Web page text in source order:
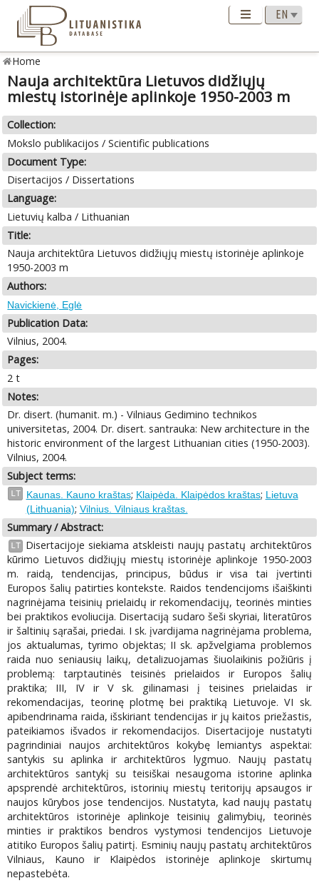
Home
Nauja architektūra Lietuvos didžiųjų
miestų istorinėje aplinkoje 1950-2003 m
Collection:
Mokslo publikacijos / Scientific publications
Document Type:
Disertacijos / Dissertations
Language:
Lietuvių kalba / Lithuanian
Title:
Nauja architektūra Lietuvos didžiųjų miestų istorinėje aplinkoje
1950-2003 m
Authors:
Navickienė, Eglė
Publication Data:
Vilnius, 2004.
Pages:
2 t
Notes:
Dr. disert. (humanit. m.) - Vilniaus Gedimino technikos
universitetas, 2004. Dr. disert. santrauka: New architecture in the
historic environment of the largest Lithuanian cities (1950-2003).
Vilnius, 2004.
Subject terms:
LT Kaunas. Kauno kraštas; Klaipėda. Klaipėdos kraštas; Lietuva
(Lithuania); Vilnius. Vilniaus kraštas.
Summary / Abstract:
LT
Disertacijoje siekiama atskleisti naujų pastatų architektūros
kūrimo Lietuvos didžiųjų miestų istorinėje aplinkoje 1950-2003
m. raidą, tendencijas, principus, būdus ir visa tai įvertinti
Europos šalių patirties kontekste. Raidos tendencijoms išaiškinti
nagrinėjama teisinių prielaidų ir rekomendacijų, teorinės minties
bei praktikos evoliucija. Disertaciją sudaro šeši skyriai, literatūros
ir šaltinių sąrašai, priedai. I sk. įvardijama nagrinėjama problema,
jos aktualumas, tyrimo objektas; II sk. apžvelgiama problemos
raida nuo seniausių laikų, detalizuojamas šiuolaikinis požiūris į
problemą: tarptautinės teisinės prielaidos ir Europos šalių
praktika; III, IV ir V sk. gilinamasi į teisines prielaidas ir
rekomendacijas, teorinę plotmę bei praktiką Lietuvoje. VI sk.
apibendrinama raida, išskiriant tendencijas ir jų kaitos priežastis,
pateikiamos išvados ir rekomendacijos. Disertacijoje nustatyti
pagrindiniai naujos architektūros kokybę lemiantys aspektai:
santykis su aplinka ir architektūros lygmuo. Naujų pastatų
architektūros santykį su teisiškai nesaugoma istorine aplinka
apsprendė architektūros, istorinių miestų teritorijų apsaugos ir
naujos kūrybos jose tendencijos. Nustatyta, kad naujų pastatų
architektūros istorinėje aplinkoje teisinių galimybių, teorinės
minties ir praktikos bendros vystymosi tendencijos Lietuvoje
atitiko Europos šalių patirtį. Esminių naujų pastatų architektūros
Vilniaus, Kauno ir Klaipėdos istorinėje aplinkoje skirtumų
nepastebėta.